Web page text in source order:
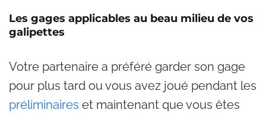
Les gages applicables au beau milieu de vos
galipettes
Votre partenaire a préféré garder son gage
pour plus tard ou vous avez joué pendant les
préliminaires et maintenant que vous êtes